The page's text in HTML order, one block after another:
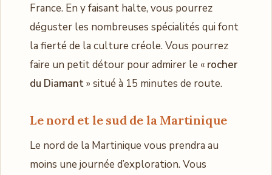
France. En y faisant halte, vous pourrez
déguster les nombreuses spécialités qui font
la fierté de la culture créole. Vous pourrez
faire un petit détour pour admirer le « rocher
du Diamant» situé à 15 minutes de route.
Le nord et le sud de la Martinique
Le nord de la Martinique vous prendra au
moins une journée d’exploration. Vous